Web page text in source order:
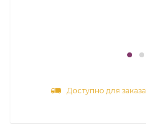
Доступно для заказа